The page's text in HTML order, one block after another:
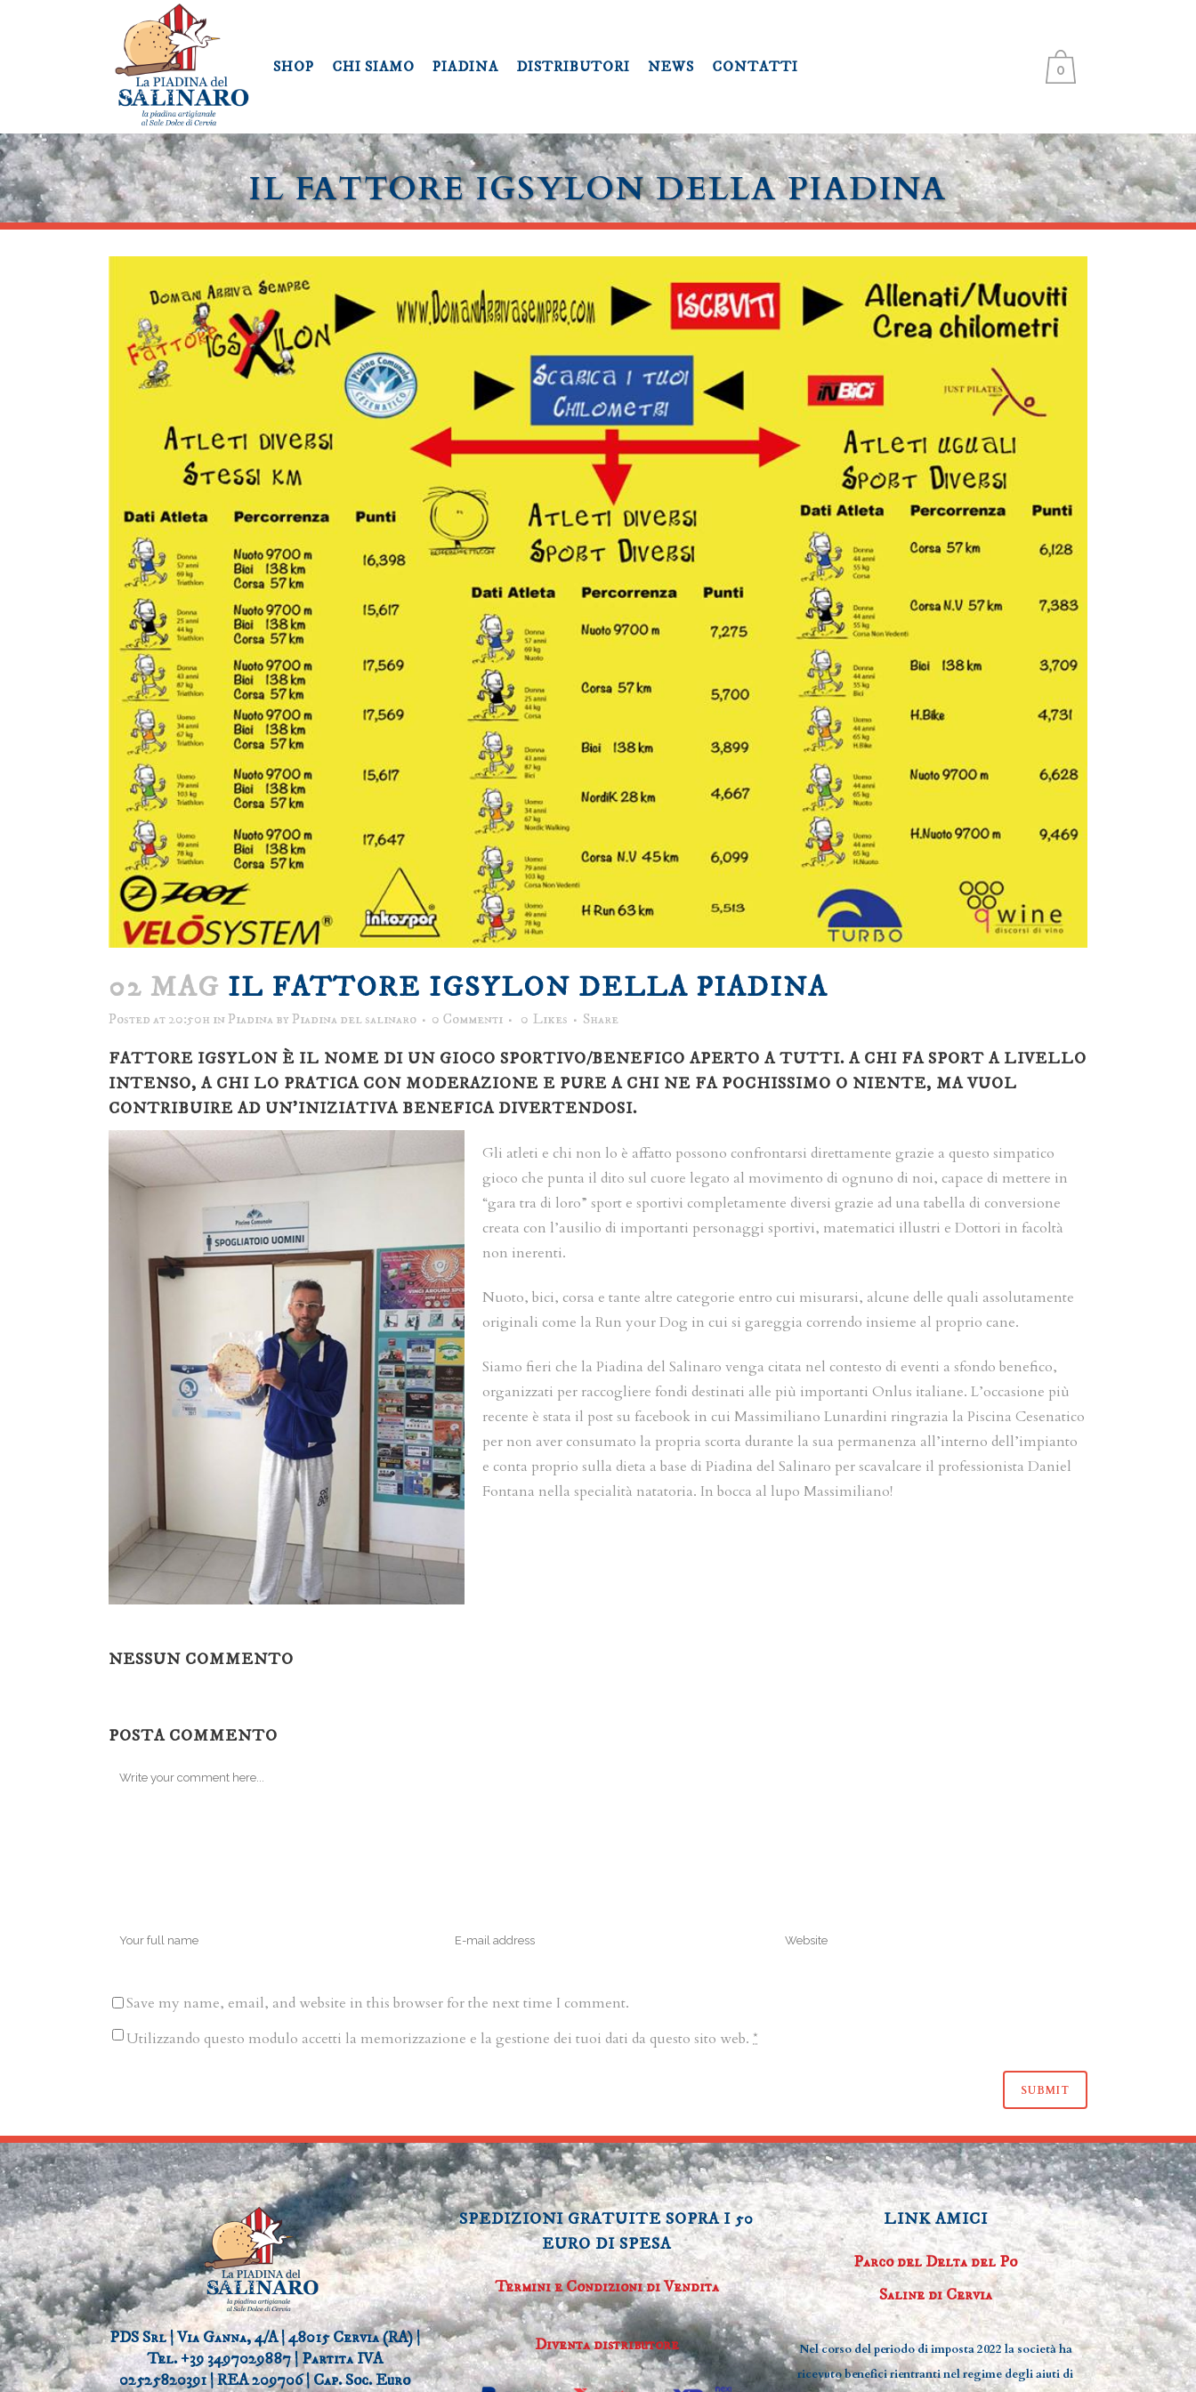
0
SHOP CHI SIAMO PIADINA DISTRIBUTORI NEWS CONTATTI
IL FATTORE IGSYLON DELLA PIADINA
02 MAG IL FATTORE IGSYLON DELLA PIADINA
Posted at 20:50h inPiadina by Piadina del salinaro 0 Commenti 0 Likes Share
FATTORE IGSYLON È IL NOME DI UN GIOCO SPORTIVO/BENEFICO APERTO A TUTTI. A CHI FA SPORT A LIVELLO
INTENSO, A CHI LO PRATICA CON MODERAZIONE E PURE A CHI NE FA POCHISSIMO O NIENTE, MA VUOL
CONTRIBUIRE AD UN’INIZIATIVA BENEFICA DIVERTENDOSI.
Gli atleti e chi non lo è affatto possono confrontarsi direttamente grazie a questo simpatico
gioco che punta il dito sul cuore legato al movimento di ognuno di noi, capace di mettere in
“gara tra di loro” sport e sportivi completamente diversi grazie ad una tabella di conversione
creata con l’ausilio di importanti personaggi sportivi, matematici illustri e Dottori in facoltà
non inerenti.
Nuoto, bici, corsa e tante altre categorie entro cui misurarsi, alcune delle quali assolutamente
originali come la Run your Dog in cui si gareggia correndo insieme al proprio cane.
Siamo fieri che la Piadina del Salinaro venga citata nel contesto di eventi a sfondo benefico,
organizzati per raccogliere fondi destinati alle più importanti Onlus italiane. L’occasione più
recente è stata il post su facebook in cui Massimiliano Lunardini ringrazia la Piscina Cesenatico
per non aver consumato la propria scorta durante la sua permanenza all’interno dell’impianto
e conta proprio sulla dieta a base di Piadina del Salinaro per scavalcare il professionista Daniel
Fontana nella specialità natatoria. In bocca al lupo Massimiliano!
NESSUN COMMENTO
POSTA COMMENTO
Save my name, email, and website in this browser for the next time I comment.
Utilizzando questo modulo accetti la memorizzazione e la gestione dei tuoi dati da questo sito web. *
PDS Srl | Via Ganna, 4/A | 48015 Cervia (RA) |
Tel. +39 3497029887 | Partita IVA
02525820391 | REA 209706 | Cap. Soc. Euro
SPEDIZIONI GRATUITE SOPRA I 50
EURO DI SPESA
Termini e Condizioni di Vendita
Diventa distributore
LINK AMICI
Parco del Delta del Po
Saline di Cervia
Nel corso del periodo di imposta 2022 la società ha
ricevuto benefici rientranti nel regime degli aiuti di